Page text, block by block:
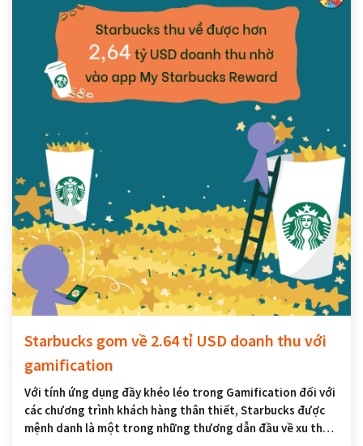
Starbucks gom về 2.64 tỉ USD doanh thu với
gamification
Với tính ứng dụng đầy khéo léo trong Gamification đối với
các chương trình khách hàng thân thiết, Starbucks được
mệnh danh là một trong những thương dẫn đầu về xu thế